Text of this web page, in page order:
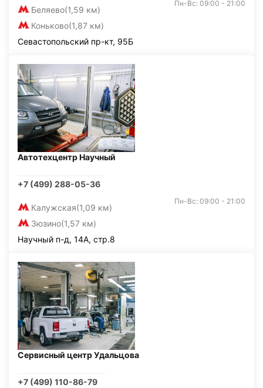
Беляево(1,59 км)
Коньково(1,87 км)
Пн-Вс: 09:00 - 21:00
Севастопольский пр-кт, 95Б
Автотехцентр Научный
+7 (499) 288-05-36
Калужская(1,09 км)
Зюзино(1,57 км)
Пн-Вс: 09:00 - 21:00
Научный п-д, 14А, стр.8
Сервисный центр Удальцова
+7 (499) 110-86-79